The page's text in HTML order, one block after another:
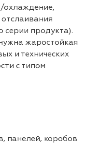
охлаждение,
серии продукта).
жаростойкая
и технических
с типом
панелей, коробов